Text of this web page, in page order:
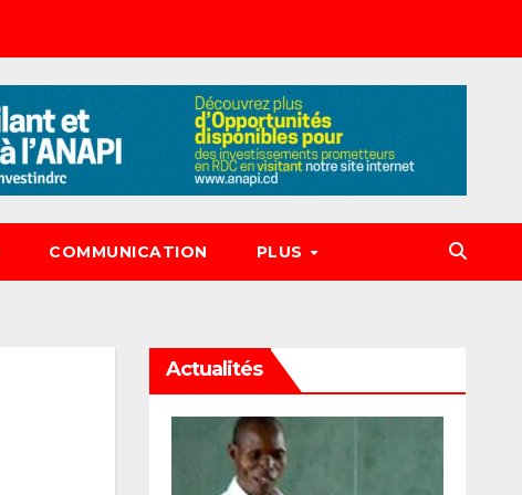
COMMUNICATION PLUS
Actualités